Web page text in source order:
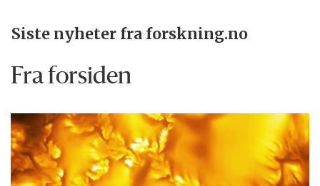
Siste nyheter fra forskning.no
Fra forsiden